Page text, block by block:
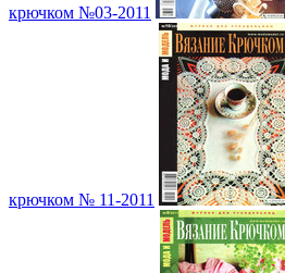
крючком №03-2011
крючком № 11-2011